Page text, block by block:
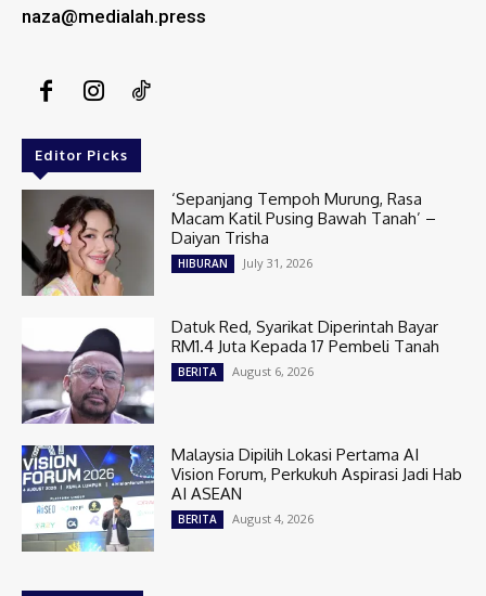
naza@medialah.press
Editor Picks
‘Sepanjang Tempoh Murung, Rasa
Macam Katil Pusing Bawah Tanah’ –
Daiyan Trisha
HIBURAN July 31, 2026
Datuk Red, Syarikat Diperintah Bayar
RM1.4 Juta Kepada 17 Pembeli Tanah
BERITA August 6, 2026
Malaysia Dipilih Lokasi Pertama AI
Vision Forum, Perkukuh Aspirasi Jadi Hab
AI ASEAN
BERITA August 4, 2026